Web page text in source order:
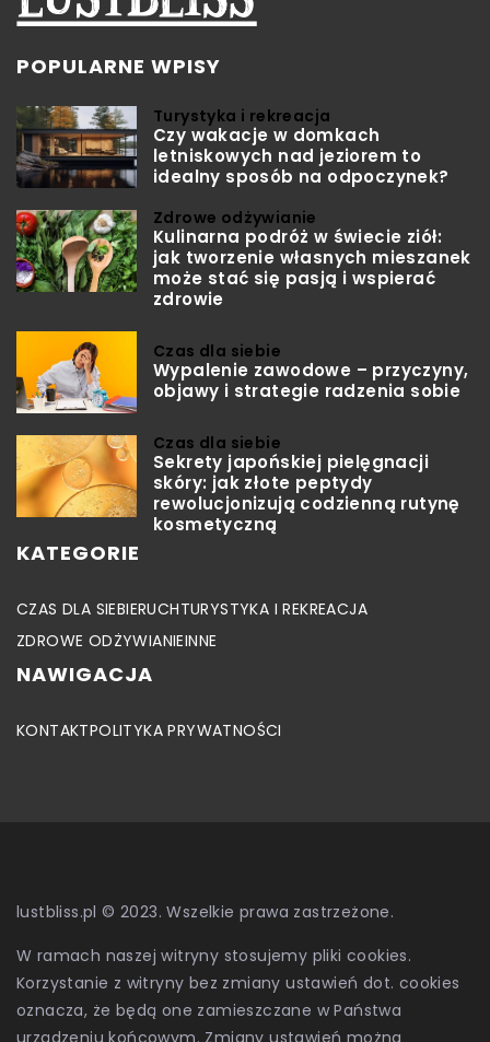
POPULARNE WPISY
Turystyka i rekreacja
Czy wakacje w domkach
letniskowych nad jeziorem to
idealny sposób na odpoczynek?
Zdrowe odżywianie
Kulinarna podróż w świecie ziół:
jak tworzenie własnych mieszanek
może stać się pasją i wspierać
zdrowie
Czas dla siebie
Wypalenie zawodowe – przyczyny,
objawy i strategie radzenia sobie
Czas dla siebie
Sekrety japońskiej pielęgnacji
skóry: jak złote peptydy
rewolucjonizują codzienną rutynę
kosmetyczną
KATEGORIE
CZAS DLA SIEBIERUCHTURYSTYKA I REKREACJA
ZDROWE ODŻYWIANIEINNE
NAWIGACJA
KONTAKTPOLITYKA PRYWATNOŚCI
lustbliss.pl © 2023. Wszelkie prawa zastrzeżone.
W ramach naszej witryny stosujemy pliki cookies.
Korzystanie z witryny bez zmiany ustawień dot. cookies
oznacza, że będą one zamieszczane w Państwa